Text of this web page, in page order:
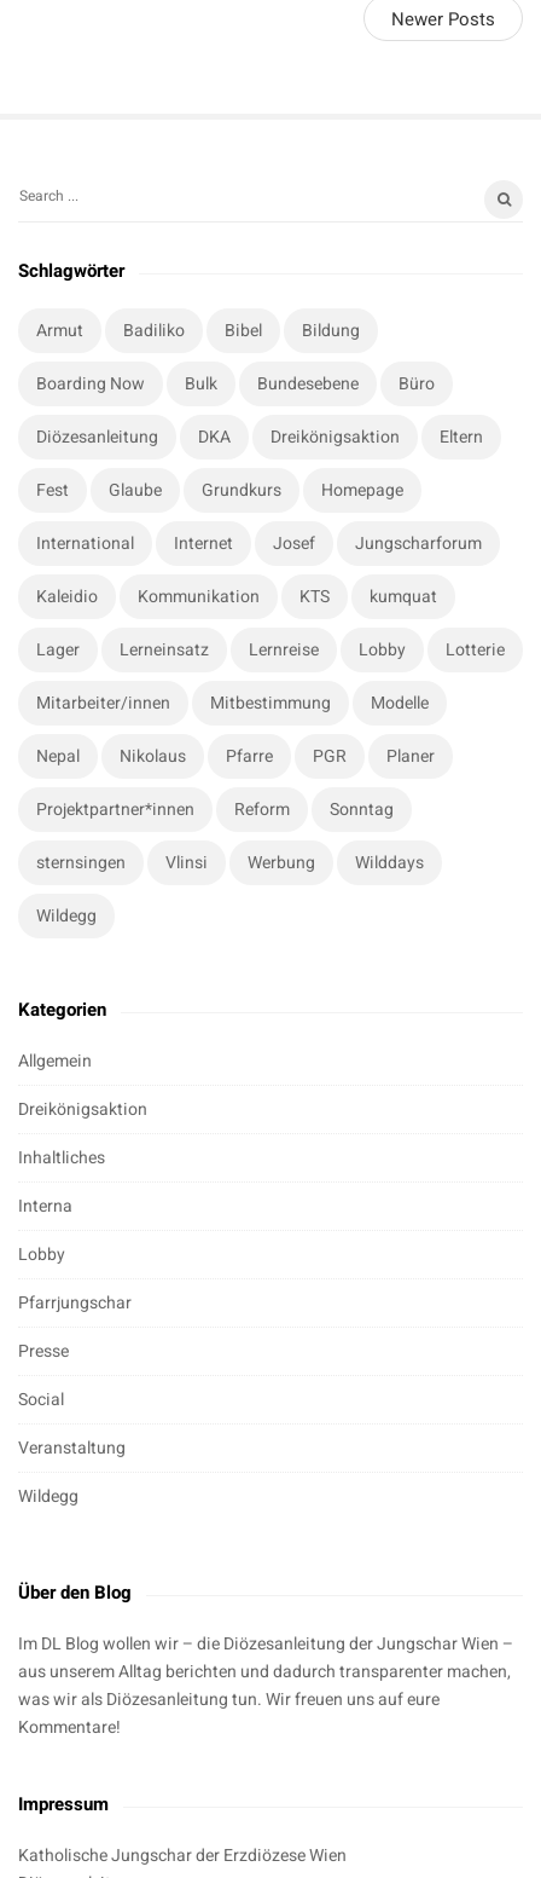
Newer Posts
S
t
S
a
Schlagwörter
Armut Badiliko Bibel Bildung
Boarding Now Bulk Bundesebene Büro
Diözesanleitung DKA Dreikönigsaktion Eltern
Fest Glaube Grundkurs Homepage
International Internet Josef Jungscharforum
Kaleidio Kommunikation KTS kumquat
Lager Lerneinsatz Lernreise Lobby Lotterie
Mitarbeiter/innen Mitbestimmung Modelle
Nepal Nikolaus Pfarre PGR Planer
Projektpartner*innen Reform Sonntag
sternsingen Vlinsi Werbung Wilddays
Wildegg
Kategorien
Allgemein
Dreikönigsaktion
Inhaltliches
Interna
Lobby
Pfarrjungschar
Presse
Social
Veranstaltung
Wildegg
Über den Blog
Im DL Blog wollen wir – die Diözesanleitung der Jungschar Wien –
aus unserem Alltag berichten und dadurch transparenter machen,
was wir als Diözesanleitung tun. Wir freuen uns auf eure
Kommentare!
Impressum
Katholische Jungschar der Erzdiözese Wien